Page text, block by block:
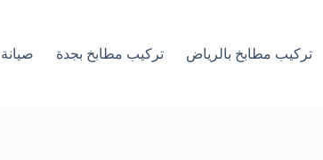
تركيب مطابخ بالرياض تركيب مطابخ بجدة